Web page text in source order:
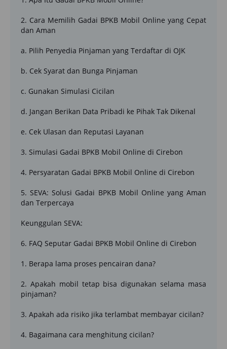
2. Cara Memilih Gadai BPKB Mobil Online yang Cepat
dan Aman
a. Pilih Penyedia Pinjaman yang Terdaftar di OJK
b. Cek Syarat dan Bunga Pinjaman
c. Gunakan Simulasi Cicilan
d. Jangan Berikan Data Pribadi ke Pihak Tak Dikenal
e. Cek Ulasan dan Reputasi Layanan
3. Simulasi Gadai BPKB Mobil Online di Cirebon
4. Persyaratan Gadai BPKB Mobil Online di Cirebon
5. SEVA: Solusi Gadai BPKB Mobil Online yang Aman
dan Terpercaya
Keunggulan SEVA:
6. FAQ Seputar Gadai BPKB Mobil Online di Cirebon
1. Berapa lama proses pencairan dana?
2. Apakah mobil tetap bisa digunakan selama masa
pinjaman?
3. Apakah ada risiko jika terlambat membayar cicilan?
4. Bagaimana cara menghitung cicilan?